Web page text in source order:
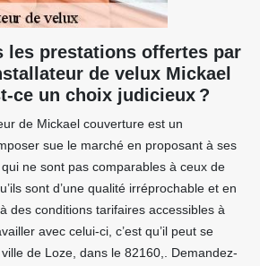
les prestations offertes par
de velux Mickael
ce un choix judicieux ?
de Mickael couverture est un
sue le marché en proposant à ses
ne sont pas comparables à ceux de
sont d’une qualité irréprochable et en
des conditions tarifaires accessibles à
avec celui-ci, c’est qu’il peut se
de Loze, dans le 82160,. Demandez-